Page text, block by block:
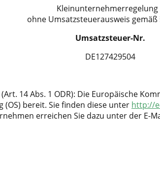
Kleinunternehmerregelung
ohne Umsatzsteuerausweis gemäß
Umsatzsteuer-Nr.
DE127429504
14 Abs. 1 ODR): Die Europäische
(OS) bereit. Sie finden diese unter http://
erreichen Sie dazu unter der E-